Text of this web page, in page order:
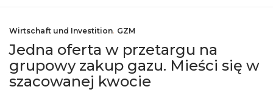
Wirtschaft und Investition, GZM
Jedna oferta w przetargu na
grupowy zakup gazu. Mieści się w
szacowanej kwocie